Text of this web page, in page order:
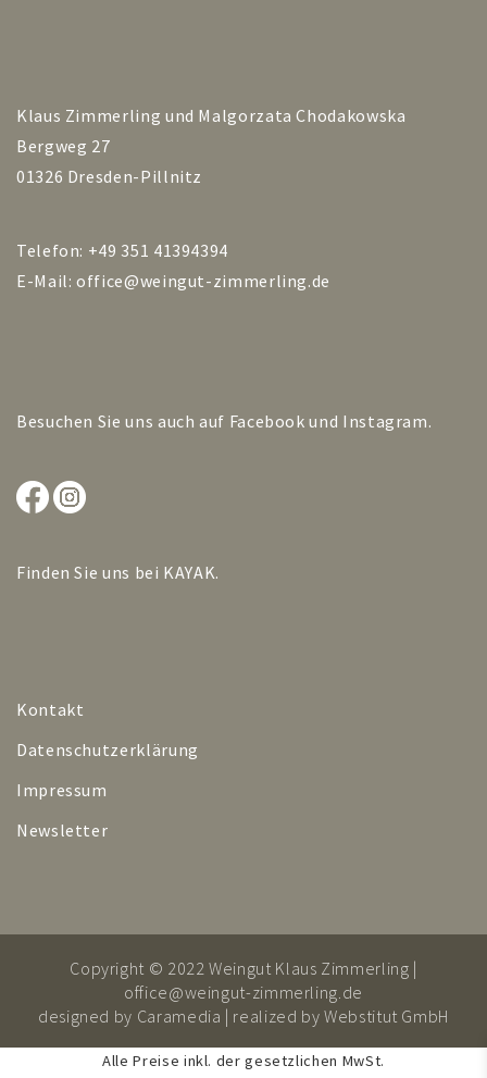
Klaus Zimmerling und Malgorzata Chodakowska
Bergweg 27
01326 Dresden-Pillnitz
Telefon: +49 351 41394394
E-Mail:office@weingut-zimmerling.de
Besuchen Sie uns auch auf Facebook und Instagram.
Finden Sie uns bei KAYAK.
Kontakt
Datenschutzerklärung
Impressum
Newsletter
Copyright © 2022 Weingut Klaus Zimmerling |
office@weingut-zimmerling.de
designed by Caramedia | realized byWebstitut GmbH
Alle Preise inkl. der gesetzlichen MwSt.